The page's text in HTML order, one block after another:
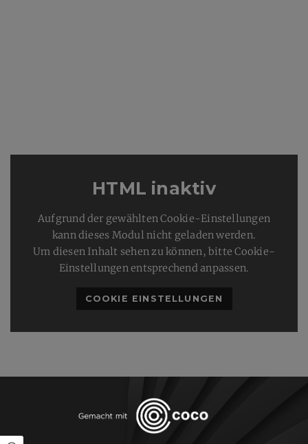
HTML inaktiv
Aufgrund der gewählten Cookie-Einstellungen
kann dieses Modul nicht geladen werden.
Um diesen Inhalt sehen zu können, bitte Cookie-
Einstellungen entsprechend anpassen.
COOKIE EINSTELLUNGEN